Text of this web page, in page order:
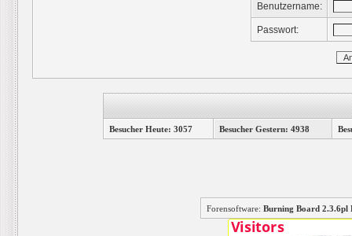
Benutzername:
Passwort:
Besucher Heute: 3057 Besucher Gestern: 4938
Forensoftware: Burning Board